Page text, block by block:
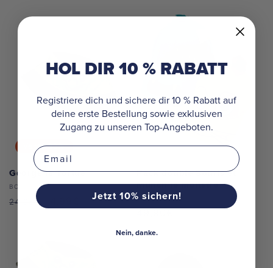
Vente 80%
George la Tortue
Distributeur :
BOB
Prix
24,95€
Pack double Souris et
Munch le monstre
Distributeur :
PAQUET
habituel
HOL DIR 10 % RABATT
Registriere dich und sichere dir 10 % Rabatt auf
deine erste Bestellung sowie exklusiven
Zugang zu unseren Top-Angeboten.
Email
Jetzt 10% sichern!
Nein, danke.